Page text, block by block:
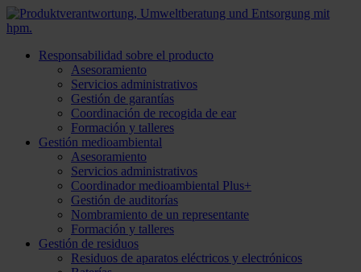
Responsabilidad sobre el producto
Asesoramiento
Servicios administrativos
Gestión de garantías
Coordinación de recogida de ear
Formación y talleres
Gestión medioambiental
Asesoramiento
Servicios administrativos
Coordinador medioambiental Plus+
Gestión de auditorías
Nombramiento de un representante
Formación y talleres
Gestión de residuos
Residuos de aparatos eléctricos y electrónicos